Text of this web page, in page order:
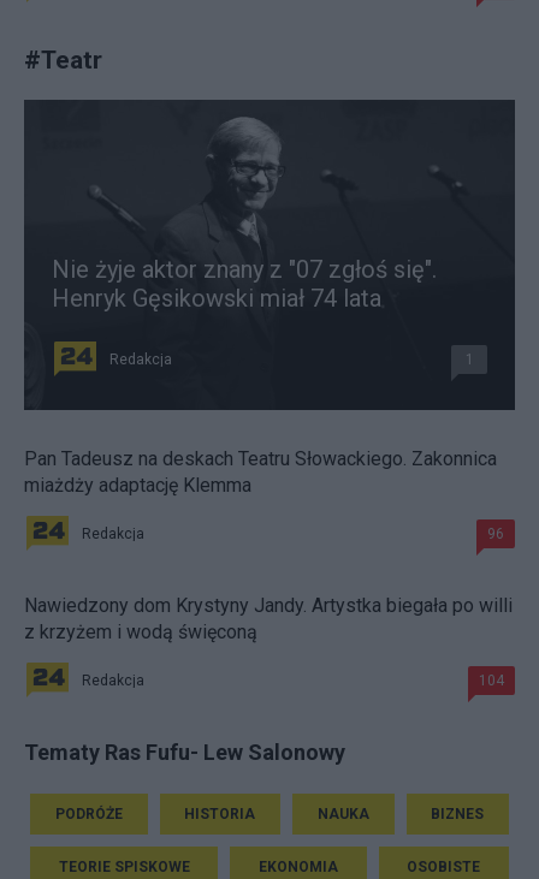
#Teatr
Nie żyje aktor znany z "07 zgłoś się".
Henryk Gęsikowski miał 74 lata
Redakcja 1
Pan Tadeusz na deskach Teatru Słowackiego. Zakonnica
miażdży adaptację Klemma
Redakcja 96
Nawiedzony dom Krystyny Jandy. Artystka biegała po willi
z krzyżem i wodą święconą
Redakcja 104
Tematy Ras Fufu- Lew Salonowy
PODRÓŻE HISTORIA NAUKA BIZNES
TEORIE SPISKOWE EKONOMIA OSOBISTE